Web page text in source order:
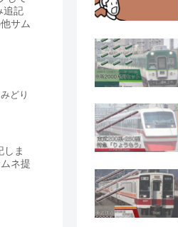
追記
サム
どり
しま
ネ提